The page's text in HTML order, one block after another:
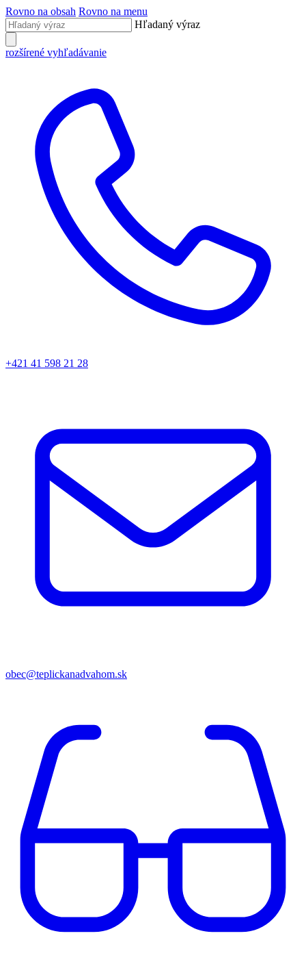
Rovno na obsah Rovno na menu
Hľadaný výraz
rozšírené vyhľadávanie
+421 41 598 21 28
obec@teplickanadvahom.sk